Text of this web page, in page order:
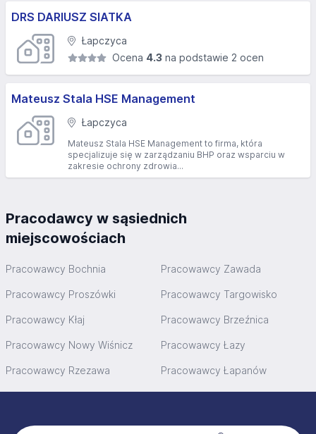
DRS DARIUSZ SIATKA
Łapczyca
Ocena 4.3 na podstawie 2 ocen
Mateusz Stala HSE Management
Łapczyca
Mateusz Stala HSE Management to firma, która
specjalizuje się w zarządzaniu BHP oraz wsparciu w
zakresie ochrony zdrowia...
Pracodawcy w sąsiednich
miejscowościach
Pracowawcy Bochnia Pracowawcy Zawada
Pracowawcy Proszówki Pracowawcy Targowisko
Pracowawcy Kłaj Pracowawcy Brzeźnica
Pracowawcy Nowy Wiśnicz Pracowawcy Łazy
Pracowawcy Rzezawa Pracowawcy Łapanów